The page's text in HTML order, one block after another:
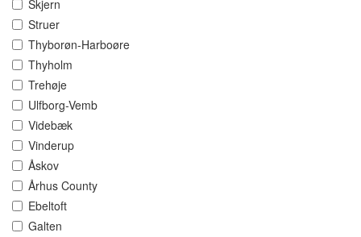
Skjern
Struer
Thyborøn-Harboøre
Thyholm
Trehøje
Ulfborg-Vemb
Videbæk
Vinderup
Åskov
Århus County
Ebeltoft
Galten